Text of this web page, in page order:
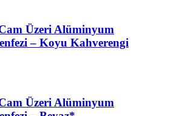
Üzeri Alüminyum
– Koyu Kahverengi
Üzeri Alüminyum